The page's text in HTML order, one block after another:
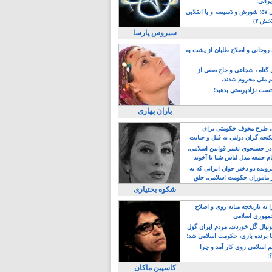
رویداد سال ۵۷؛ شورش و دَسیسه و یا انقلابی
۲)
سیروس پارسا
و اصلاح طلبان از پشت به
گناه ، شجاعی و حاج صفی از
ملی محروم شدند.
نژادپرستی بدهید!
باران بهاری
مخوف حکومتی برای
گران دولتی به قتل و جنایت
جستجوی تغییر قوانین اسلامی،
جمعه مدل لباس شنا تا آخوند
دو دختر جوان ایرانی که به
ماموران حکومت اسلامی، حلق
شکوه بختیاری
به تاریخچه میانه روی و اصلاح
اسلامی
گًل خوردند، مردم ایران گول
برنده بازی، حکومت اسلامی شد!
اسلامی روی کار آمد و چرا
کاسپین ماکان